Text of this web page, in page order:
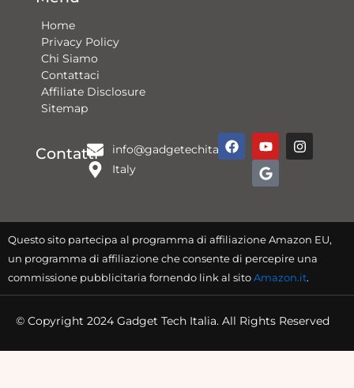
Home
Privacy Policy
Chi Siamo
Contattaci​
Affiliate Disclosure
Sitemap
Contatti
info@gadgetechitalia.it
Italy
F
a
o
k
Y
o
u
t
e
I
n
r
m
G
o
o
g
Questo sito partecipa al programma di affiliazione Amazon EU,
un programma di affiliazione che consente di percepire una
commissione pubblicitaria fornendo link al sitoAmazon.it.
© Copyright 2024 Gadget Tech Italia. All Rights Reserved